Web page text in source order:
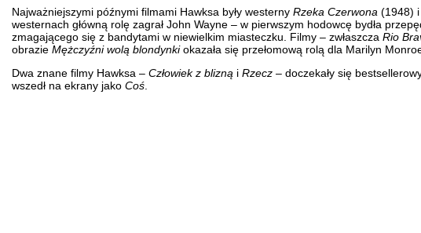
Najważniejszymi późnymi filmami Hawksa były westerny Rzeka Czerwona (1948) i
westernach główną rolę zagrał John Wayne – w pierwszym hodowcę bydła
zmagającego się z bandytami w niewielkim miasteczku. Filmy – zwłaszcza Rio
obrazie Mężczyźni wolą blondynkiokazała się przełomową rolą dla Marilyn
Dwa znane filmy Hawksa – Człowiek z blizną i Rzecz – doczekały się
wszedł na ekrany jako Coś